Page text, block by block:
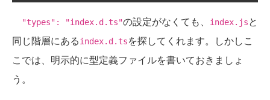
"types": "index.d.ts"の設定がなくても、 index.jsと
同じ階層にあるindex.d.tsを探してくれます。しかしこ
こでは、明示的に型定義ファイルを書いておきましょ
う。